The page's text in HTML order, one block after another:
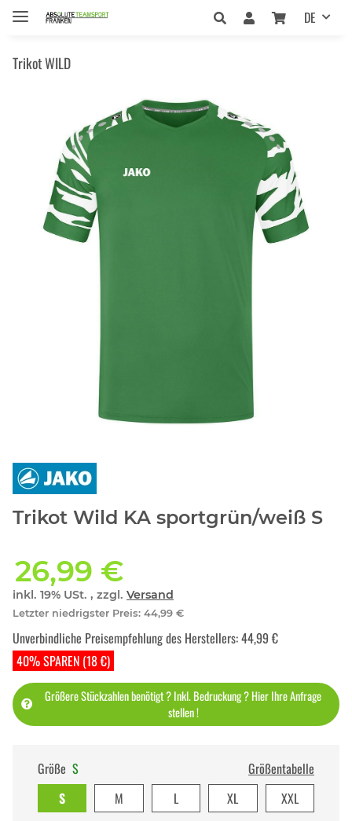
DE
Trikot WILD
Trikot Wild KA sportgrün/weiß S
26,99 €
inkl. 19% USt. , zzgl. Versand
Letzter niedrigster Preis: 44,99 €
40% SPAREN (18 €)
Unverbindliche Preisempfehlung des Herstellers:44,99 €
Größere Stückzahlen benötigt ? Inkl. Bedruckung ? Hier Ihre Anfrage
stellen !
Größe S
Größentabelle
S
M L XL XXL